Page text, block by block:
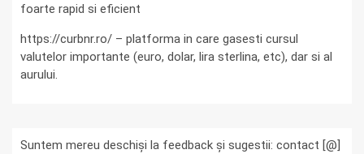
foarte rapid si eficient
https://curbnr.ro/ – platforma in care gasesti cursul
valutelor importante (euro, dolar, lira sterlina, etc), dar si al
aurului.
Suntem mereu deschiși la feedback și sugestii: contact [@]